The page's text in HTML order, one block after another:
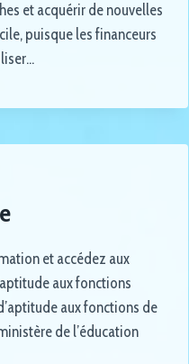
et acquérir de nouvelles
puisque les financeurs
et accédez aux
aux fonctions
aux fonctions de
de l’éducation